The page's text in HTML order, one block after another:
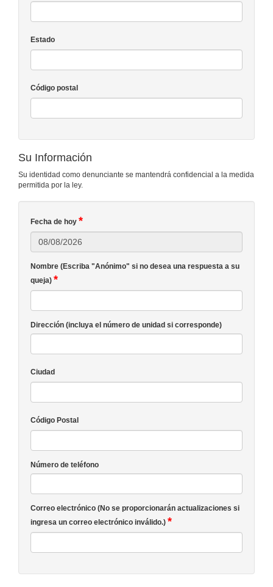
Estado
Código postal
Su Información
Su identidad como denunciante se mantendrá confidencial a la medida
permitida por la ley.
Fecha de hoy *
Nombre (Escriba "Anónimo" si no desea una respuesta a su
queja) *
Dirección (incluya el número de unidad si corresponde)
Ciudad
Código Postal
Número de teléfono
Correo electrónico (No se proporcionarán actualizaciones si
ingresa un correo electrónico inválido.) *